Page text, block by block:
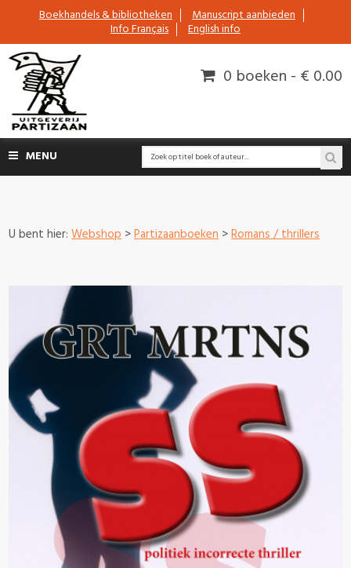
Boekhandels & bibliotheken Manuscript aanbieden
Info Français English info
0 boeken - € 0.00
MENU
U bent hier:Webshop>Partizaanboeken>Romans / thrillers